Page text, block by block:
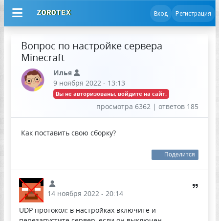
ZOROTEX Вход Регистрация
Вопрос по настройке сервера
Minecraft
Илья
9 ноября 2022 - 13:13
Вы не авторизованы, войдите на сайт.
просмотра 6362 | ответов 185
Как поставить свою сборку?
Поделится
14 ноября 2022 - 20:14
UDP протокол: в настройках включите и